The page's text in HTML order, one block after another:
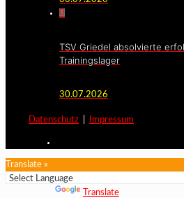
0
TSV Griedel absolvierte
Trainingslager
30.07.2026
Datenschutz Impressum
Translate »
Translate